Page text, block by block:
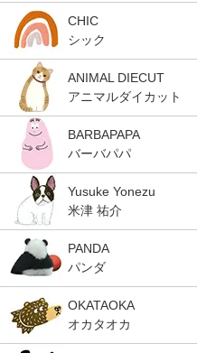
CHIC
シック
ANIMAL DIECUT
アニマルダイカット
BARBAPAPA
バーバパパ
Yusuke Yonezu
米津 祐介
PANDA
パンダ
OKATAOKA
オカタオカ